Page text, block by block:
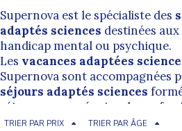
Supernova est le spécialiste des
adaptés sciences destinées
handicap mental ou psychique.
Les vacances adaptées
Supernova sont accompagnées
séjours adaptés sciences
séjour par une équipe de
L'encadrement proposé par nos
TRIER PAR PRIX TRIER PAR ÂGE